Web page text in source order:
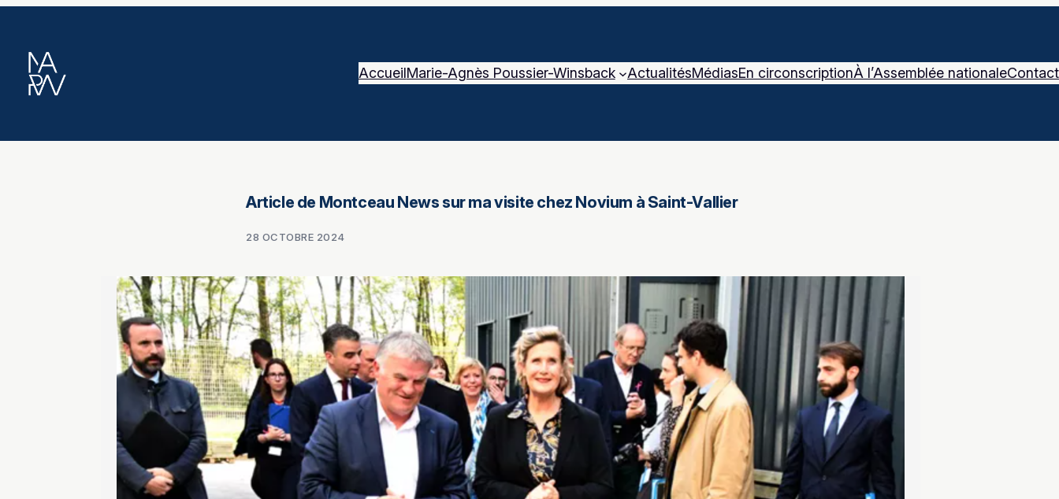
contenu
AccueilMarie-Agnès Poussier-Winsback ActualitésMédiasEn circonscriptionÀ l’Assemblée nationaleContact
Article de Montceau News sur ma visite chez Novium à Saint-Vallier
28 OCTOBRE 2024